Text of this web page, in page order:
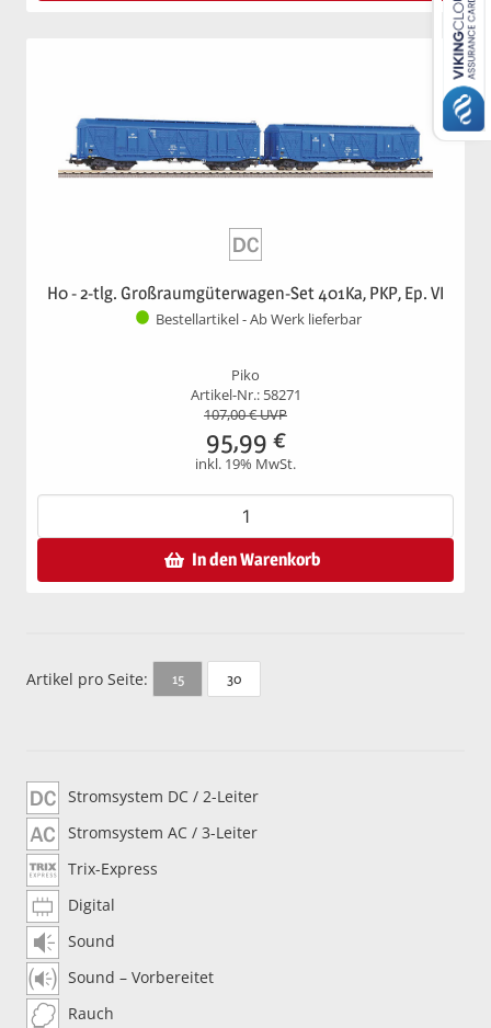
H0 - 2-tlg. Großraumgüterwagen-Set 401Ka, PKP, Ep. VI
Bestellartikel - Ab Werk lieferbar
Piko
Artikel-Nr.: 58271
107,00€ UVP
95,99 €
inkl. 19% MwSt.
In den Warenkorb
Artikel pro Seite: 15 30
Stromsystem DC / 2-Leiter
Stromsystem AC / 3-Leiter
Trix-Express
Digital
Sound
Sound – Vorbereitet
Rauch